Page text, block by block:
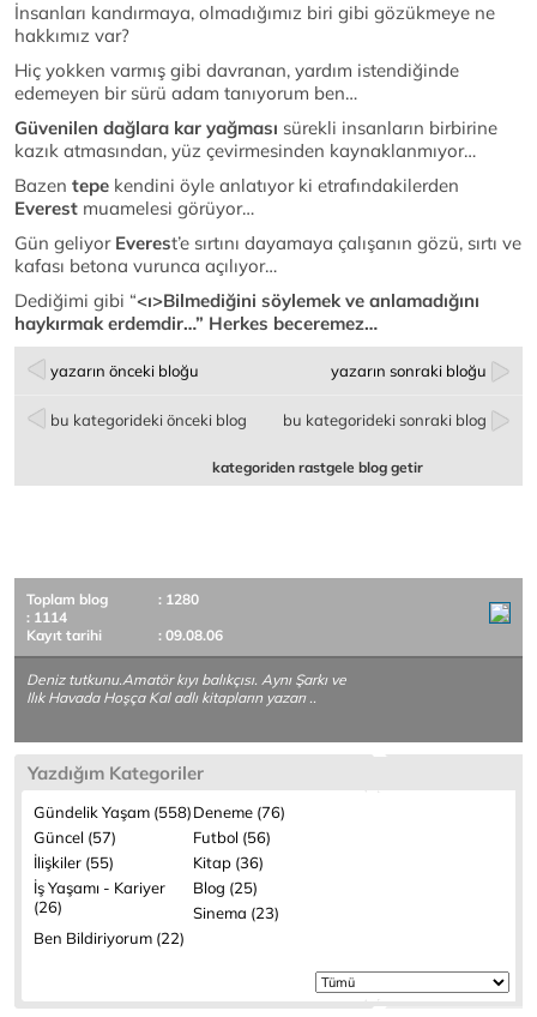
İnsanları kandırmaya, olmadığımız biri gibi gözükmeye ne
hakkımız var?
Hiç yokken varmış gibi davranan, yardım istendiğinde
edemeyen bir sürü adam tanıyorum ben…
Güvenilen dağlara kar yağması sürekli insanların birbirine
kazık atmasından, yüz çevirmesinden kaynaklanmıyor…
Bazen tepe kendini öyle anlatıyor ki etrafındakilerden
Everest muamelesi görüyor…
Gün geliyor Everest’e sırtını dayamaya çalışanın gözü, sırtı ve
kafası betona vurunca açılıyor…
Dediğimi gibi “<ı>Bilmediğini söylemek ve anlamadığını
haykırmak erdemdir…” Herkes beceremez…
yazarın önceki bloğu yazarın sonraki bloğu
bu kategorideki önceki blog bu kategorideki sonraki blog
kategoriden rastgele blog getir
Toplam blog
: 1280
: 1114
Kayıt tarihi
: 09.08.06
Deniz tutkunu.Amatör kıyı balıkçısı. Aynı Şarkı ve
Ilık Havada Hoşça Kal adlı kitapların yazarı ..
Yazdığım Kategoriler
Gündelik Yaşam (558)Deneme (76)
Güncel (57)
Futbol (56)
İlişkiler (55)
Kitap (36)
İş Yaşamı - Kariyer
(26)
Blog (25)
Sinema (23)
Ben Bildiriyorum (22)